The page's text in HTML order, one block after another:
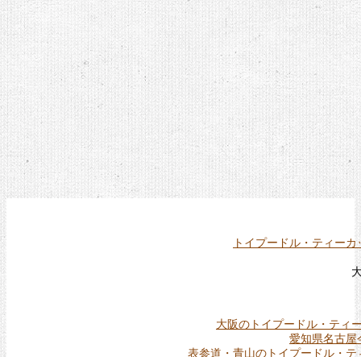
トイプードル・ティー
大阪のトイプードル・ティ
愛知県名古屋
表参道・青山のトイプードル・